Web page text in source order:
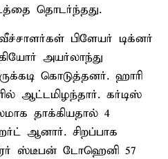
தொடர்ந்தது.
வீச்சாளர்கள் பிளேயர் டிக்னர்
அயர்லாந்து
கொடுத்தனர். ஹாரி
ஆட்டமிழந்தார். கர்டிஸ்
தாக்கியதால் 4
ஆனார். சிறப்பாக
ஸ்டீபன் டோஹெனி 57